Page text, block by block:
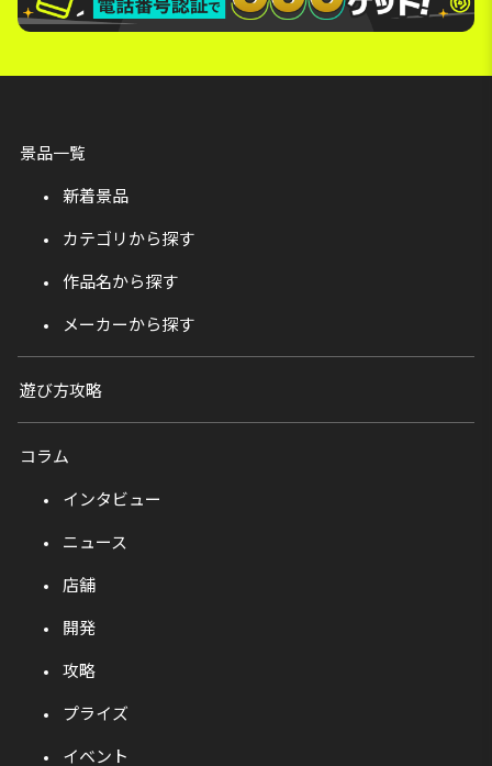
景品一覧
新着景品
カテゴリから探す
作品名から探す
メーカーから探す
遊び方攻略
コラム
インタビュー
ニュース
店舗
開発
攻略
プライズ
イベント